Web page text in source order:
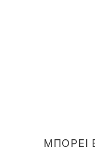
ΜΠΟΡΕΙ